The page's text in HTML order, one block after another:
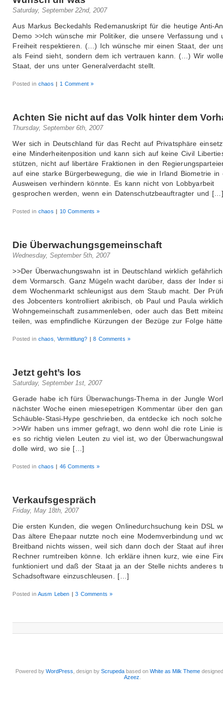
Saturday, September 22nd, 2007
Aus Markus Beckedahls Redemanuskript für die heutige Anti-
Demo >>Ich wünsche mir Politiker, die unsere Verfassung und
Freiheit respektieren. (…) Ich wünsche mir einen Staat, der
als Feind sieht, sondern dem ich vertrauen kann. (…) Wir
Staat, der uns unter Generalverdacht stellt.
Posted inchaos | 1 Comment »
Achten Sie nicht auf das Volk hinter dem
Thursday, September 6th, 2007
Wer sich in Deutschland für das Recht auf Privatsphäre
eine Minderheitenposition und kann sich auf keine Civil
stützen, nicht auf libertäre Fraktionen in den
auf eine starke Bürgerbewegung, die wie in Irland Biometrie in
Ausweisen verhindern könnte. Es kann nicht von Lobbyarbeit
gesprochen werden, wenn ein Datenschutzbeauftragter und […]
Posted inchaos | 10 Comments »
Die Überwachungsgemeinschaft
Wednesday, September 5th, 2007
>>Der Überwachungswahn ist in Deutschland wirklich
dem Vormarsch. Ganz Mügeln wacht darüber, dass der Inder
dem Wochenmarkt schleunigst aus dem Staub macht. Der
des Jobcenters kontrolliert akribisch, ob Paul und Paula
Wohngemeinschaft zusammenleben, oder auch das Bett
teilen, was empfindliche Kürzungen der Bezüge zur Folge
Posted inchaos ,Vermittlung? | 8 Comments »
Jetzt geht’s los
Saturday, September 1st, 2007
Gerade habe ich fürs Überwachungs-Thema in der Jungle
nächster Woche einen miesepetrigen Kommentar über den
Schäuble-Stasi-Hype geschrieben, da entdecke ich noch
>>Wir haben uns immer gefragt, wo denn wohl die rote Linie
es so richtig vielen Leuten zu viel ist, wo der
dolle wird, wo sie […]
Posted inchaos | 46 Comments »
Verkaufsgespräch
Friday, May 18th, 2007
Die ersten Kunden, die wegen Onlinedurchsuchung kein DSL
Das ältere Ehepaar nutzte noch eine Modemverbindung und
Breitband nichts wissen, weil sich dann doch der Staat auf
Rechner rumtreiben könne. Ich erkläre ihnen kurz, wie eine
funktioniert und daß der Staat ja an der Stelle nichts anderes
Schadsoftware einzuschleusen. […]
Posted inAusm Leben | 3 Comments »
Powered byWordPress , design byScrupeda based onWhite as Milk Theme
Azeez